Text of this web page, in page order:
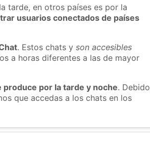
tarde, en otros países es por la
usuarios conectados de países
. Estos chats yson accesibles
a horas diferentes a las de mayor
por la tarde y noche. Debido
que accedas a los chats en los